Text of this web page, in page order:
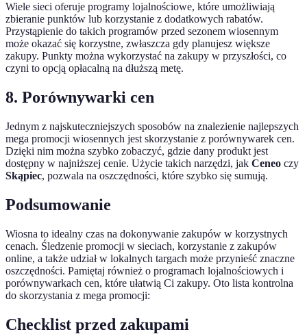
Wiele sieci oferuje programy lojalnościowe, które umożliwiają
zbieranie punktów lub korzystanie z dodatkowych rabatów.
Przystąpienie do takich programów przed sezonem wiosennym
może okazać się korzystne, zwłaszcza gdy planujesz większe
zakupy. Punkty można wykorzystać na zakupy w przyszłości, co
czyni to opcją opłacalną na dłuższą metę.
8. Porównywarki cen
Jednym z najskuteczniejszych sposobów na znalezienie najlepszych
mega promocji wiosennych jest skorzystanie z porównywarek cen.
Dzięki nim można szybko zobaczyć, gdzie dany produkt jest
dostępny w najniższej cenie. Użycie takich narzędzi, jak Ceneo czy
Skąpiec, pozwala na oszczędności, które szybko się sumują.
Podsumowanie
Wiosna to idealny czas na dokonywanie zakupów w korzystnych
cenach. Śledzenie promocji w sieciach, korzystanie z zakupów
online, a także udział w lokalnych targach może przynieść znaczne
oszczędności. Pamiętaj również o programach lojalnościowych i
porównywarkach cen, które ułatwią Ci zakupy. Oto lista kontrolna
do skorzystania z mega promocji:
Checklist przed zakupami